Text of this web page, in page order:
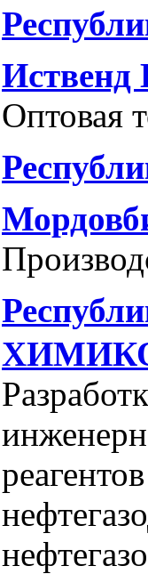
Иственд
Оптовая